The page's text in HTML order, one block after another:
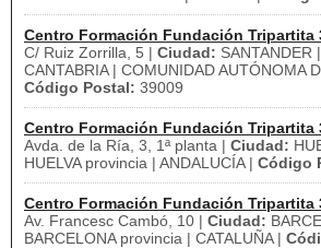
Centro Formación Fundación Tripartita
C/ Ruiz Zorrilla, 5 | Ciudad: SANTANDER |
CANTABRIA | COMUNIDAD AUTÓNOMA
Código Postal: 39009
Centro Formación Fundación Tripartita
Avda. de la Ría, 3, 1ª planta | Ciudad:
HUELVA provincia | ANDALUCÍA | Código
Centro Formación Fundación Tripartita
Av. Francesc Cambó, 10 | Ciudad:
BARCELONA provincia | CATALUÑA |